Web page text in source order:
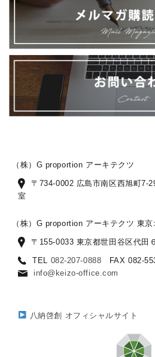
（株）G proportion アーキテクツ
〒734-0002 広島市南区西旭町
室
（株）G proportion アーキテクツ 東京
〒155-0033 東京都世田谷区代田
TEL 082-207-0888 FAX 082-
info@keizo-office.com
八納啓創 オフィシャルサイト